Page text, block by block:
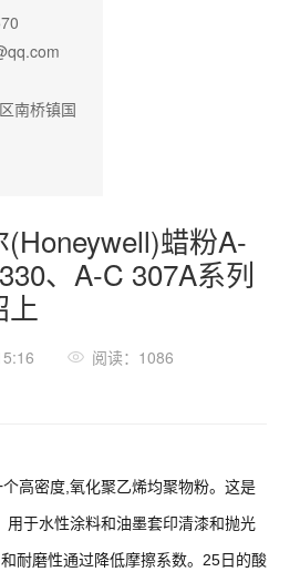
南桥镇国
蜡粉A-
、A-C 307A系列
阅读：1086
高密度,氧化聚乙烯均聚物粉。这是
用于水性涂料和油墨套印清漆和抛光
耐磨性通过降低摩擦系数。25日的酸